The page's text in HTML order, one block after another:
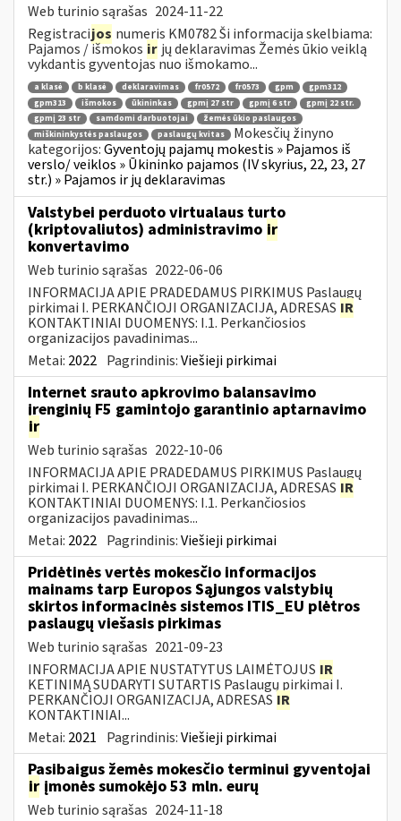
Web turinio sąrašas 2024-11-22
Registracijos numeris KM0782 Ši informacija skelbiama:
Pajamos / išmokos ir jų deklaravimas Žemės ūkio veiklą
vykdantis gyventojas nuo išmokamo...
a klasė b klasė deklaravimas fr0572 fr0573 gpm
gpm312
gpm313
išmokos ūkininkas gpmį 27 str gpmį 6 str
gpmį 22 str.
gpmį 23 str
samdomi darbuotojai
žemės ūkio paslaugos
miškininkystės paslaugos
paslaugų kvitas
Mokesčių žinyno
kategorijos:Gyventojų pajamų mokestis » Pajamos iš
verslo/ veiklos » Ūkininko pajamos (IV skyrius, 22, 23, 27
str.) » Pajamos ir jų deklaravimas
Valstybei perduoto virtualaus turto
(kriptovaliutos) administravimo ir
konvertavimo
Web turinio sąrašas 2022-06-06
INFORMACIJA APIE PRADEDAMUS PIRKIMUS Paslaugų
pirkimai I. PERKANČIOJI ORGANIZACIJA, ADRESAS IR
KONTAKTINIAI DUOMENYS: I.1. Perkančiosios
organizacijos pavadinimas...
Metai: 2022 Pagrindinis:Viešieji pirkimai
Internet srauto apkrovimo balansavimo
įrenginių F5 gamintojo garantinio aptarnavimo
ir
Web turinio sąrašas 2022-10-06
INFORMACIJA APIE PRADEDAMUS PIRKIMUS Paslaugų
pirkimai I. PERKANČIOJI ORGANIZACIJA, ADRESAS IR
KONTAKTINIAI DUOMENYS: I.1. Perkančiosios
organizacijos pavadinimas...
Metai: 2022 Pagrindinis:Viešieji pirkimai
Pridėtinės vertės mokesčio informacijos
mainams tarp Europos Sąjungos valstybių
skirtos informacinės sistemos ITIS_EU plėtros
paslaugų viešasis pirkimas
Web turinio sąrašas 2021-09-23
INFORMACIJA APIE NUSTATYTUS LAIMĖTOJUS IR
KETINIMĄ SUDARYTI SUTARTIS Paslaugų pirkimai I.
PERKANČIOJI ORGANIZACIJA, ADRESAS IR
KONTAKTINIAI...
Metai: 2021 Pagrindinis:Viešieji pirkimai
Pasibaigus žemės mokesčio terminui gyventojai
ir įmonės sumokėjo 53 mln. eurų
Web turinio sąrašas 2024-11-18